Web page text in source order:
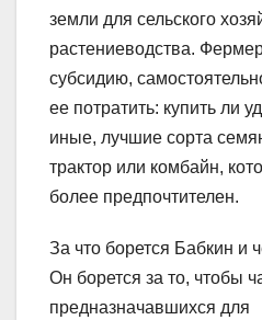
земли для сельского
растениеводства.
субсидию,
ее потратить: купить ли
иные, лучшие сорта
трактор или комбайн,
более предпочтителен.
За что борется Бабкин и
Он борется за то, чтобы
предназначавшихся для